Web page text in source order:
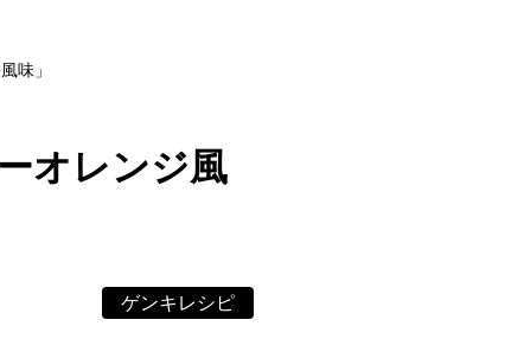
味」
オレンジ風
ゲンキレシピ